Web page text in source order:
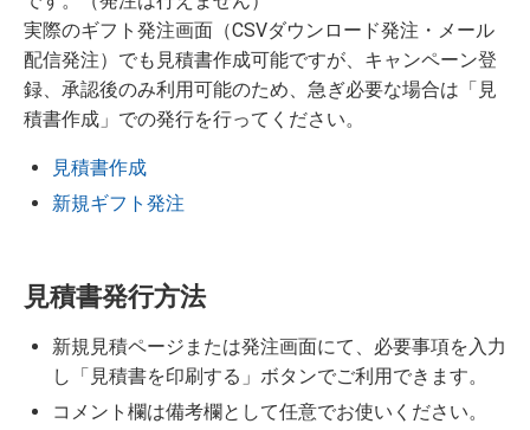
実際のギフト発注画面（CSVダウンロード発注・メール
配信発注）でも見積書作成可能ですが、キャンペーン登
録、承認後のみ利用可能のため、急ぎ必要な場合は「見
積書作成」での発行を行ってください。
見積書作成
新規ギフト発注
見積書発行方法
新規見積ページまたは発注画面にて、必要事項を入力
し「見積書を印刷する」ボタンでご利用できます。
コメント欄は備考欄として任意でお使いください。